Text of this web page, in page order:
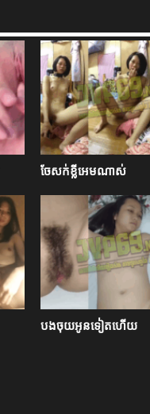
ចែសក់ខ្លីអេមណាស់
បងចុយអូនទៀតហើយ